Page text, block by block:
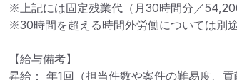
※上記には固定残業代（月30時間分／
※30時間を超える時間外労働については別
【給与備考】
昇給： 年1回（担当件数や案件の難易度、貢